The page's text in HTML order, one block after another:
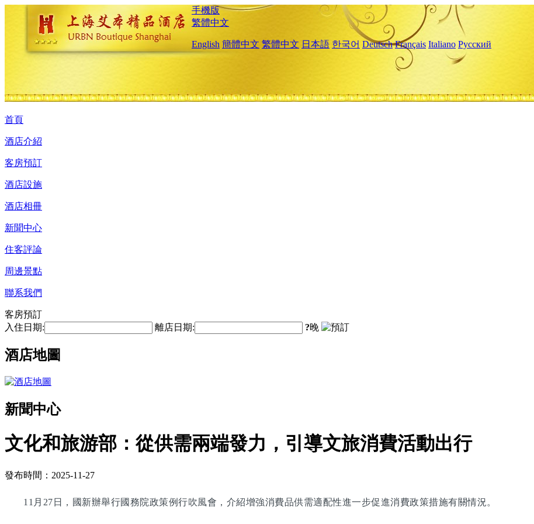
手機版
繁體中文
English 簡體中文 繁體中文 日本語 한국어 Deutsch Français Italiano Русский
首頁
酒店介紹
客房預訂
酒店設施
酒店相冊
新聞中心
住客評論
周邊景點
聯系我們
客房預訂
入住日期:
離店日期: ?晚
酒店地圖
新聞中心
文化和旅游部：從供需兩端發力，引導文旅消費活動出行
發布時間：2025-11-27
11月27日，國新辦舉行國務院政策例行吹風會，介紹增強消費品供需適配性進一步促進消費政策措施有關情況。